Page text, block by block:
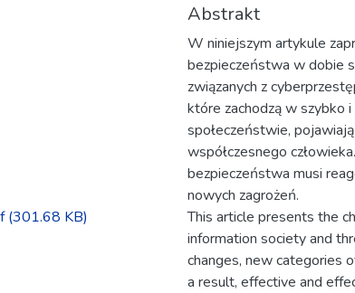
(301.68 KB)
Abstrakt
W niniejszym artykule
bezpieczeństwa w dobie
związanych z
które zachodzą w szybko
społeczeństwie,
współczesnego
bezpieczeństwa musi
nowych zagrożeń.
This article presents the
information society and
changes, new categories
a result, effective and